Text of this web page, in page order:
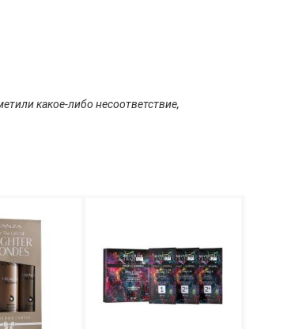
какое-либо несоответствие,